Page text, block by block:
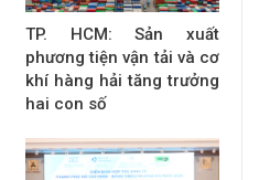
TP. HCM: Sản xuất
phương tiện vận tải và cơ
khí hàng hải tăng trưởng
hai con số